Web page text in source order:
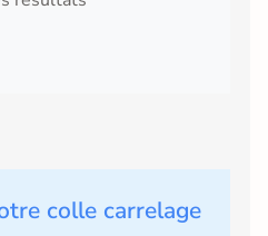
colle carrelage